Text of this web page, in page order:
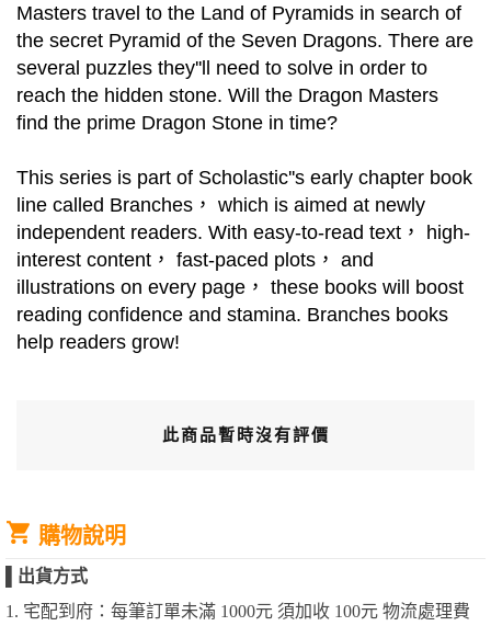
Masters travel to the Land of Pyramids in search of
the secret Pyramid of the Seven Dragons. There are
several puzzles they''ll need to solve in order to
reach the hidden stone. Will the Dragon Masters
find the prime Dragon Stone in time?
This series is part of Scholastic''s early chapter book
line called Branches， which is aimed at newly
independent readers. With easy-to-read text， high-
interest content， fast-paced plots， and
illustrations on every page， these books will boost
reading confidence and stamina. Branches books
help readers grow!
此商品暫時沒有評價
購物說明
出貨方式
1. 宅配到府：每筆訂單未滿 1000元 須加收 100元 物流處理費